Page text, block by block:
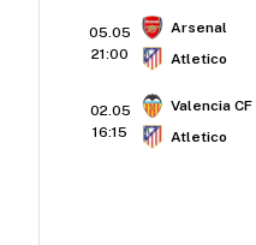
05.05
21:00
Arsenal
Atletico
02.05
16:15
Valencia CF
Atletico